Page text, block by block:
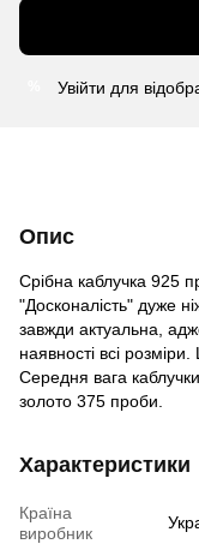
Увійти для
Опис
Срібна каблучка 925
"Досконалість" дуже
завжди актуальна,
наявності всі розміри.
Середня вага
золото 375 проби.
Характеристики
Країна
виробник